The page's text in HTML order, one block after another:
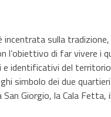
incentrata sulla
l’obiettivo di far vivere i
identificativi del
simbolo dei due
Giorgio, la Cala